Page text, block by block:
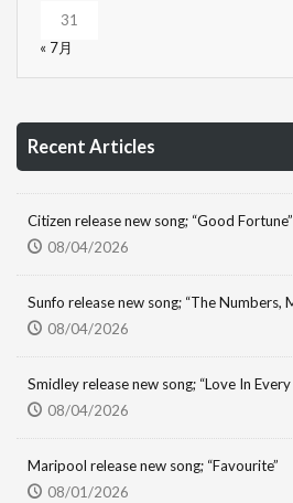
31
« 7月
Recent Articles
Citizen release new song; “Good Fortune”
08/04/2026
Sunfo release new song; “The Numbers,
08/04/2026
Smidley release new song; “Love In
08/04/2026
Maripool release new song; “Favourite”
08/01/2026